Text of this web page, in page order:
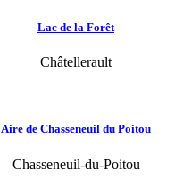
Lac de la Forêt
Châtellerault
Aire de Chasseneuil du Poitou
Chasseneuil-du-Poitou